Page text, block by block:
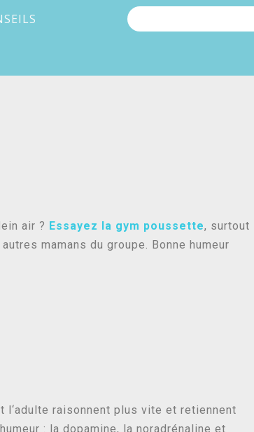
air ? Essayez la gym poussette, surtout
mamans du groupe. Bonne humeur
l‘adulte raisonnent plus vite et retiennent
: la dopamine, la noradrénaline et